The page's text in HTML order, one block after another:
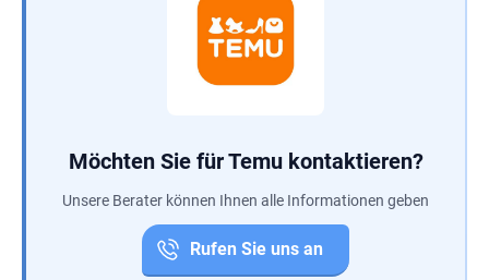
Möchten Sie für Temu kontaktieren?
Unsere Berater können Ihnen alle Informationen geben
Rufen Sie uns an